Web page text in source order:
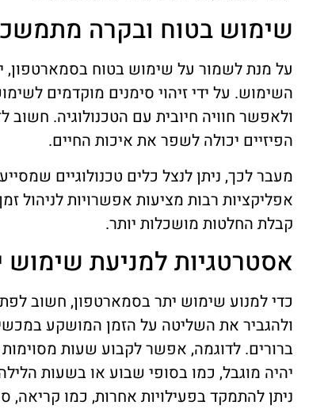
שימוש בטוח ובקרה
על מנת לשמור על שימוש בטוח
השימוש. על ידי זיהוי סימנים מוקדמים
ולאפשר חוויה חיובית עם הטכנולוגיה. חשוב
הפיזיים יכולה לשפר את איכות החיים.
מעבר לכך, ניתן לנצל כלים טכנולוגיים
אפליקציות רבות מציעות אפשרויות
קבלת החלטות מושכלות יותר.
אסטרטגיות למניעת שימוש
כדי למנוע שימוש יתר בסמארטפון, חשוב
ולהגביר את השליטה על הזמן המושקע
ברורים. לדוגמה, אפשר לקבוע שעות
יהיה מוגבל, כמו בסופי שבוע או בשעות
ניתן להתמקד בפעילויות אחרות, כמו